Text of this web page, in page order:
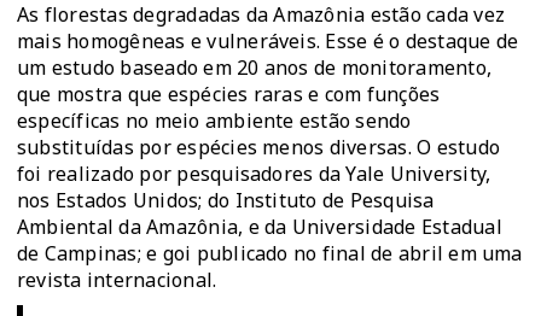
As florestas degradadas da Amazônia estão cada vez
mais homogêneas e vulneráveis. Esse é o destaque de
um estudo baseado em 20 anos de monitoramento,
que mostra que espécies raras e com funções
específicas no meio ambiente estão sendo
substituídas por espécies menos diversas. O estudo
foi realizado por pesquisadores da Yale University,
nos Estados Unidos; do Instituto de Pesquisa
Ambiental da Amazônia, e da Universidade Estadual
de Campinas; e goi publicado no final de abril em uma
revista internacional.